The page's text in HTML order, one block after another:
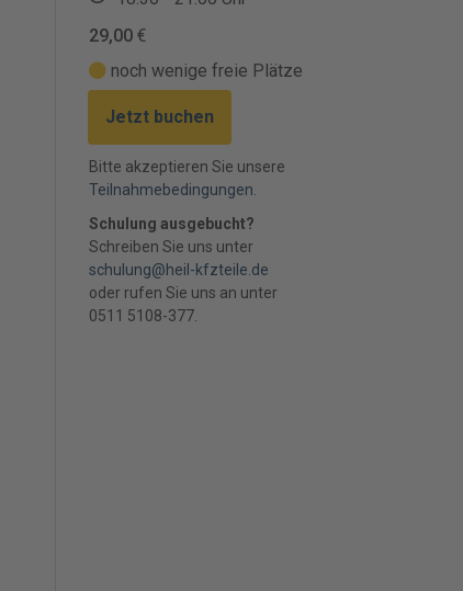
29,00 €
noch wenige freie Plätze
Jetzt buchen
Bitte akzeptieren Sie unsere
Teilnahmebedingungen.
Schulung ausgebucht?
Schreiben Sie uns unter
schulung@heil-kfzteile.de
oder rufen Sie uns an unter
0511 5108-377.